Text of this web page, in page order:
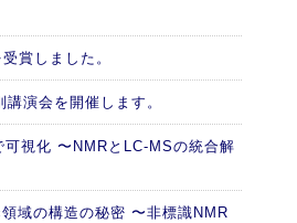
賞しました。
演会を開催します。
可視化 〜NMRとLC-MSの統合解
域の構造の秘密 〜非標識NMR